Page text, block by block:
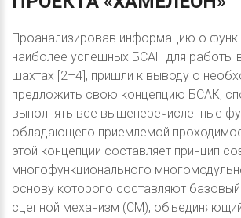
Проанализировав информацию о
наиболее успешных БСАН для работы
шахтах [2–4], пришли к выводу о
предложить свою концепцию БСАК,
выполнять все вышеперечисленные
обладающего приемлемой
этой концепции составляет принцип
многофункционального
основу которого составляют
сцепной механизм (СМ),